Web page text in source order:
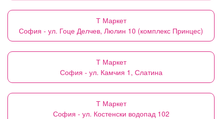
Т Маркет
София - ул. Гоце Делчев, Люлин 10 (комплекс Принцес)
Т Маркет
София - ул. Камчия 1, Слатина
Т Маркет
София - ул. Костенски водопад 102